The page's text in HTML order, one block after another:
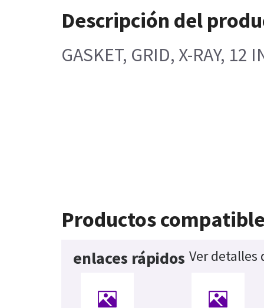
Descripción del
GASKET, GRID, X-RAY, 12
Productos
enlaces rápidos Ver